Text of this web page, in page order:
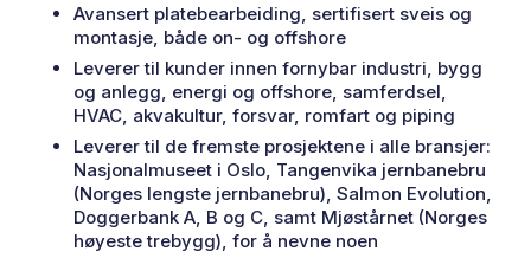
Avansert platebearbeiding, sertifisert sveis og
montasje, både on- og offshore
Leverer til kunder innen fornybar industri, bygg
og anlegg, energi og offshore, samferdsel,
HVAC, akvakultur, forsvar, romfart og piping
Leverer til de fremste prosjektene i alle bransjer:
Nasjonalmuseet i Oslo, Tangenvika jernbanebru
(Norges lengste jernbanebru), Salmon Evolution,
Doggerbank A, B og C, samt Mjøstårnet (Norges
høyeste trebygg), for å nevne noen